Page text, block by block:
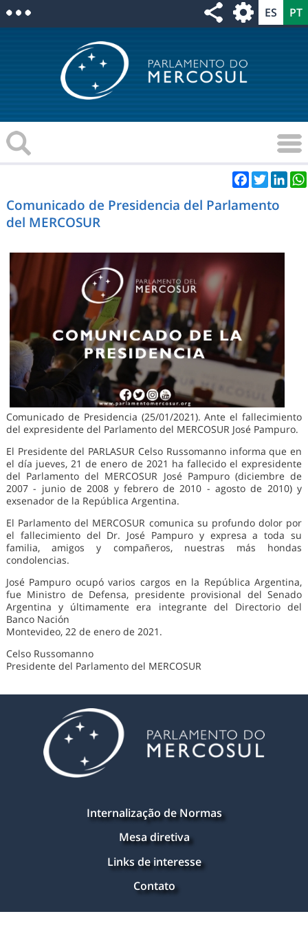
Facebook
Twitter
Comunicado de Presidencia del Parlamento
del MERCOSUR
Comunicado de Presidencia (25/01/2021). Ante el fallecimiento
del expresidente del Parlamento del MERCOSUR José Pampuro.
El Presidente del PARLASUR Celso Russomanno informa que en
el día jueves, 21 de enero de 2021 ha fallecido el expresidente
del Parlamento del MERCOSUR José Pampuro (diciembre de
2007 - junio de 2008 y febrero de 2010 - agosto de 2010) y
exsenador de la República Argentina.
El Parlamento del MERCOSUR comunica su profundo dolor por
el fallecimiento del Dr. José Pampuro y expresa a toda su
familia, amigos y compañeros, nuestras más hondas
condolencias.
José Pampuro ocupó varios cargos en la República Argentina,
fue Ministro de Defensa, presidente provisional del Senado
Argentina y últimamente era integrante del Directorio del
Banco Nación
Montevideo, 22 de enero de 2021.
Celso Russomanno
Presidente del Parlamento del MERCOSUR
Internalização de Normas
Mesa diretiva
Links de interesse
Contato